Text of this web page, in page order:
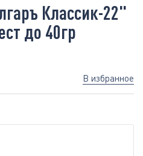
Классик-22"
до 40гр
В избранное